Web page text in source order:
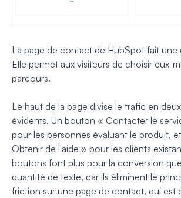
La page de contact de HubSpot fait une
Elle permet aux visiteurs de choisir eux-
parcours.
Le haut de la page divise le trafic en
évidents. Un bouton « Contacter le
pour les personnes évaluant le produit,
Obtenir de l'aide » pour les clients
boutons font plus pour la conversion
quantité de texte, car ils éliminent le
friction sur une page de contact, qui est